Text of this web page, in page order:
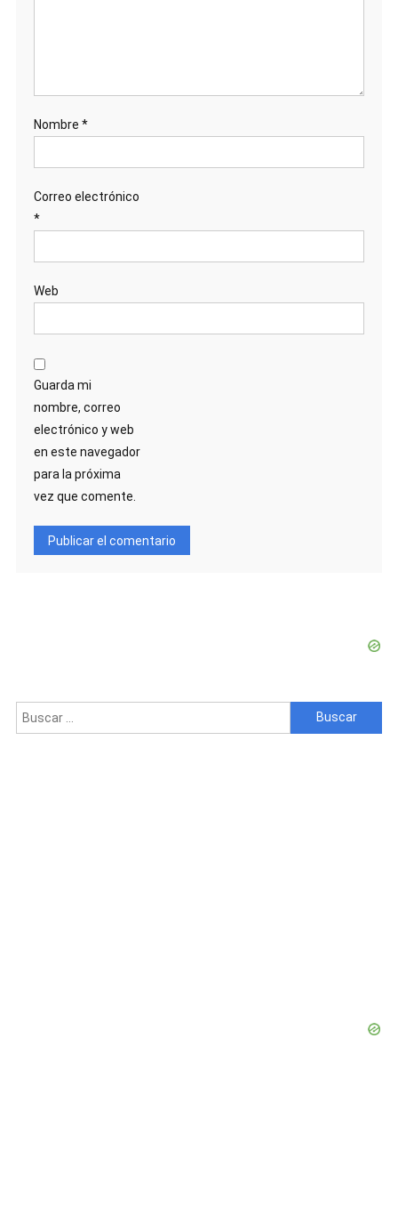
Nombre *
Correo electrónico
*
Web
Guarda mi
nombre, correo
electrónico y web
en este navegador
para la próxima
vez que comente.
Buscar: